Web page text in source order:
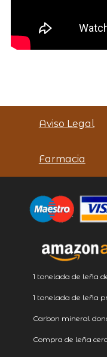
Aviso Legal
Farmacia
1 tonelada de leña
1 tonelada de leña
Carbon mineral
Compra de leña